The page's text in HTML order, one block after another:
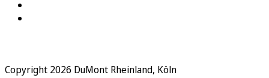
Copyright 2026 DuMont Rheinland, Köln